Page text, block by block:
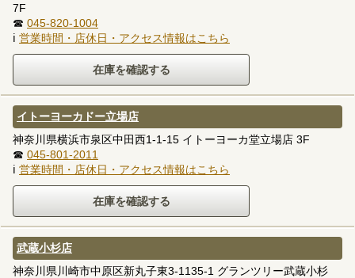
7F
☎ 045-820-1004
ℹ 営業時間・店休日・アクセス情報はこちら
イトーヨーカドー立場店
神奈川県横浜市泉区中田西1-1-15 イトーヨーカ堂立場店 3F
☎ 045-801-2011
ℹ 営業時間・店休日・アクセス情報はこちら
武蔵小杉店
神奈川県川崎市中原区新丸子東3-1135-1 グランツリー武蔵小杉